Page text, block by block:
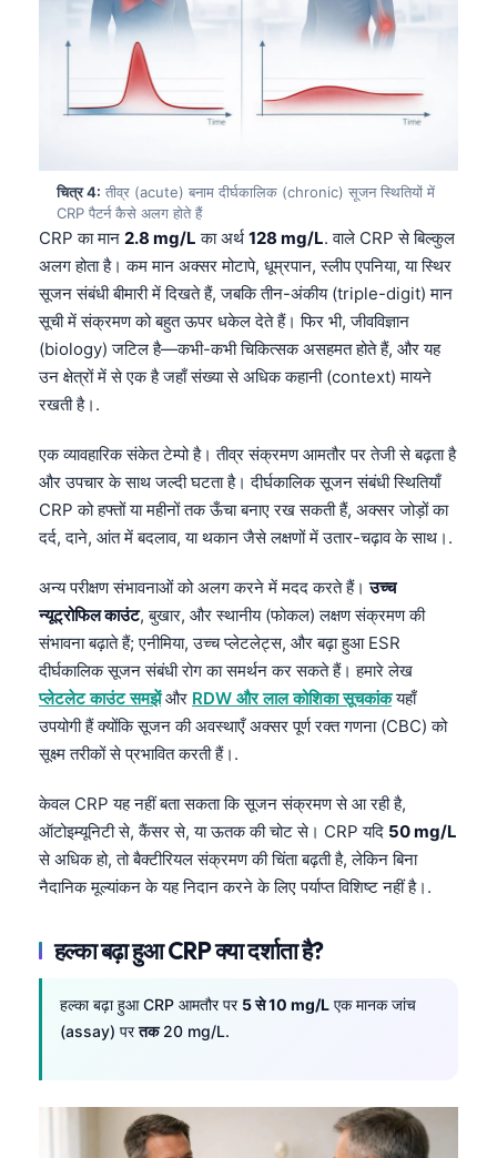
चित्र 4: तीव्र (acute) बनाम दीर्घकालिक (chronic) सूजन स्थितियों में
CRP पैटर्न कैसे अलग होते हैं
CRP का मान 2.8 mg/L का अर्थ 128 mg/L. वाले CRP से बिल्कुल
अलग होता है। कम मान अक्सर मोटापे, धूम्रपान, स्लीप एपनिया, या स्थिर
सूजन संबंधी बीमारी में दिखते हैं, जबकि तीन-अंकीय (triple-digit) मान
सूची में संक्रमण को बहुत ऊपर धकेल देते हैं। फिर भी, जीवविज्ञान
(biology) जटिल है—कभी-कभी चिकित्सक असहमत होते हैं, और यह
उन क्षेत्रों में से एक है जहाँ संख्या से अधिक कहानी (context) मायने
रखती है।.
एक व्यावहारिक संकेत टेम्पो है। तीव्र संक्रमण आमतौर पर तेजी से बढ़ता है
और उपचार के साथ जल्दी घटता है। दीर्घकालिक सूजन संबंधी स्थितियाँ
CRP को हफ्तों या महीनों तक ऊँचा बनाए रख सकती हैं, अक्सर जोड़ों का
दर्द, दाने, आंत में बदलाव, या थकान जैसे लक्षणों में उतार-चढ़ाव के साथ।.
अन्य परीक्षण संभावनाओं को अलग करने में मदद करते हैं।उच्च
न्यूट्रोफिल काउंट, बुखार, और स्थानीय (फोकल) लक्षण संक्रमण की
संभावना बढ़ाते हैं; एनीमिया, उच्च प्लेटलेट्स, और बढ़ा हुआ ESR
दीर्घकालिक सूजन संबंधी रोग का समर्थन कर सकते हैं। हमारे लेख
प्लेटलेट काउंट समझेंऔर RDW और लाल कोशिका सूचकांकयहाँ
उपयोगी हैं क्योंकि सूजन की अवस्थाएँ अक्सर पूर्ण रक्त गणना (CBC) को
सूक्ष्म तरीकों से प्रभावित करती हैं।.
केवल CRP यह नहीं बता सकता कि सूजन संक्रमण से आ रही है,
ऑटोइम्यूनिटी से, कैंसर से, या ऊतक की चोट से। CRP यदि 50 mg/L
से अधिक हो, तो बैक्टीरियल संक्रमण की चिंता बढ़ती है, लेकिन बिना
नैदानिक मूल्यांकन के यह निदान करने के लिए पर्याप्त विशिष्ट नहीं है।.
हल्का बढ़ा हुआ CRP क्या दर्शाता है?
हल्का बढ़ा हुआ CRP आमतौर पर 5 से 10 mg/L एक मानक जांच
(assay) परतक20 mg/L.